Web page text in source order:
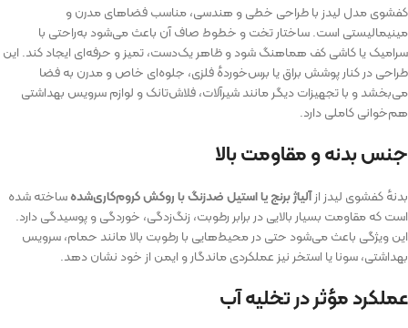
کفشوی مدل لیدز با طراحی خطی و هندسی، مناسب فضاهای مدرن و
مینیمالیستی است. ساختار تخت و خطوط صاف آن باعث می‌شود به‌راحتی با
سرامیک یا کاشی کف هماهنگ شود و ظاهر یک‌دست، تمیز و حرفه‌ای ایجاد کند. این
طراحی در کنار پوشش براق یا برس‌خوردهٔ فلزی، جلوه‌ای خاص و مدرن به فضا
می‌بخشد و با تجهیزات دیگر مانند شیرآلات، فلاش‌تانک و لوازم سرویس بهداشتی
هم‌خوانی کاملی دارد.
جنس بدنه و مقاومت بالا
بدنه‌ٔ کفشوی لیدز ازآلیاژ برنج یا استیل ضدزنگ با روکش کروم‌کاری‌شدهساخته شده
است که مقاومت بسیار بالایی در برابر رطوبت، زنگ‌زدگی، خوردگی و پوسیدگی دارد.
این ویژگی باعث می‌شود حتی در محیط‌هایی با رطوبت بالا مانند حمام، سرویس
بهداشتی، سونا یا استخر نیز عملکردی ماندگار و ایمن از خود نشان دهد.
عملکرد مؤثر در تخلیه آب